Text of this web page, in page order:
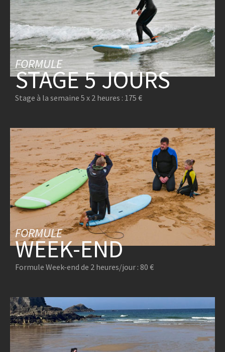
FORMULE
STAGE 5 JOURS
Stage à la semaine 5 x 2 heures : 175 €
FORMULE
WEEK-END
Formule Week-end de 2 heures/jour : 80 €